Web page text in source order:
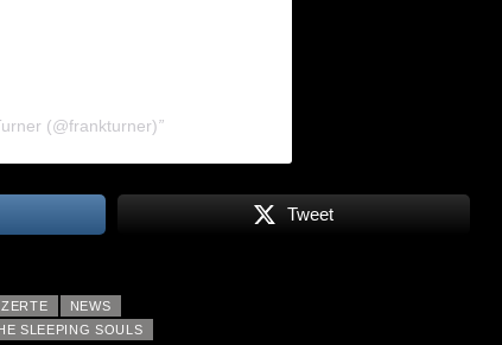
(@frankturner)
Tweet
NEWS
SLEEPING SOULS